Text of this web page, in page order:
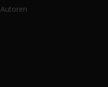
Autoren